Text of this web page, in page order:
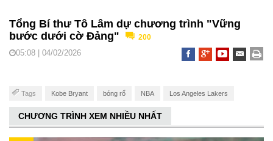
Tổng Bí thư Tô Lâm dự chương trình "Vững
bước dưới cờ Đảng"
200
05:08 | 04/02/2026
Tags Kobe Bryant bóng rổ NBA Los Angeles Lakers
CHƯƠNG TRÌNH XEM NHIỀU NHẤT